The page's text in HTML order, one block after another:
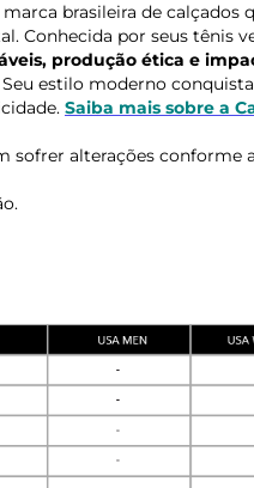
brasileira de calçados
Conhecida por seus tênis
produção ética e
estilo moderno
Saiba mais sobre a
sofrer alterações conforme